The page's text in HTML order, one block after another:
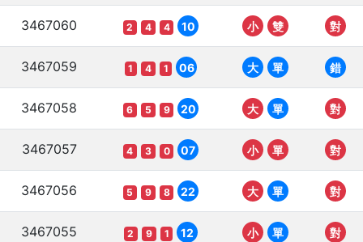
3467060 2 4 4 10 小 雙 對
3467059 1 4 1 06 大 單 錯
3467058 6 5 9 20 大 單 對
3467057 4 3 0 07 小 單 對
3467056 5 9 8 22 大 單 對
3467055 2 9 1 12 小 單 對